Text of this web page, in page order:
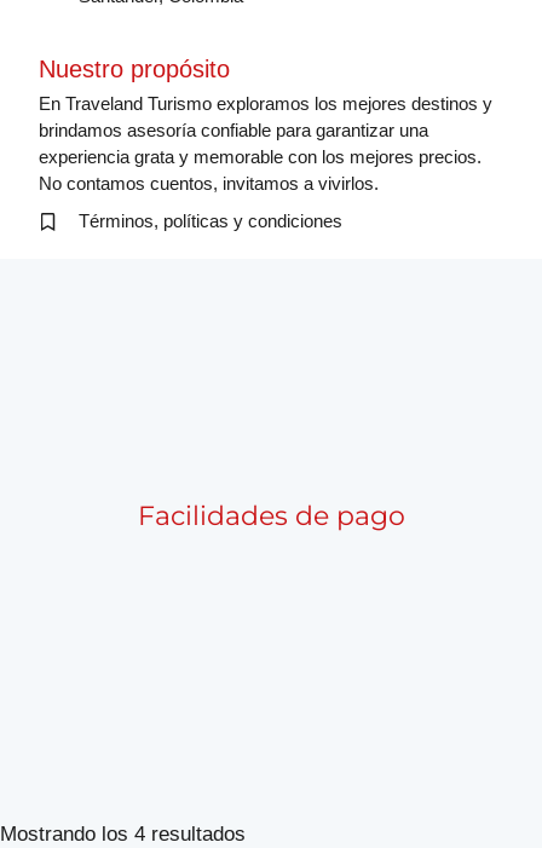
Mostrando los 4 resultados
Nuestro propósito
En Traveland Turismo exploramos los mejores destinos y
brindamos asesoría confiable para garantizar una
experiencia grata y memorable con los mejores precios.
No contamos cuentos, invitamos a vivirlos.
Términos, políticas y condiciones
Facilidades de pago